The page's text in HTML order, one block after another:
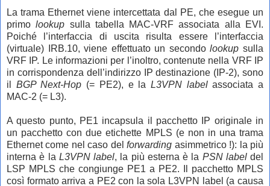
La trama Ethernet viene intercettata dal PE, che esegue un
primolookup sulla tabella MAC-VRF associata alla EVI.
Poiché l’interfaccia di uscita risulta essere l’interfaccia
(virtuale) IRB.10, viene effettuato un secondolookupsulla
VRF IP. Le informazioni per l’inoltro, contenute nella VRF IP
in corrispondenza dell’indirizzo IP destinazione (IP-2), sono
il BGP Next-Hop (= PE2), e la L3VPN labelassociata a
MAC-2 (= L3).
A questo punto, PE1 incapsula il pacchetto IP originale in
un pacchetto con due etichette MPLS (e non in una trama
Ethernet come nel caso delforwarding asimmetrico !): la più
interna è la L3VPN label, la più esterna è la PSN labeldel
LSP MPLS che congiunge PE1 a PE2. Il pacchetto MPLS
così formato arriva a PE2 con la sola L3VPN label (a causa